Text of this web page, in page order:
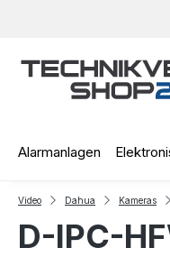
Alarmanlagen
Video Dahua Kameras
D-IPC-